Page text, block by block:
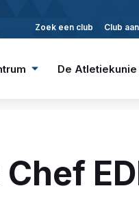
Zoek een club Club
De Atletiekunie